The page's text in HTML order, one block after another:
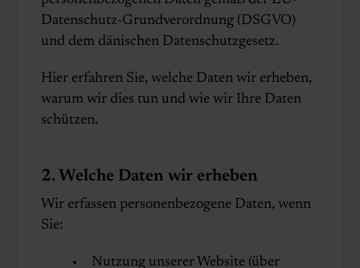
Datenschutz-Grundverordnung (DSGVO)
und dem dänischen Datenschutzgesetz.
Hier erfahren Sie, welche Daten wir erheben,
warum wir dies tun und wie wir Ihre Daten
schützen.
2. Welche Daten wir erheben
Wir erfassen personenbezogene Daten, wenn
Sie:
Nutzung unserer Website (über